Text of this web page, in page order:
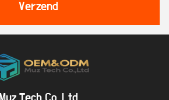
Verzend
Muz Tech Co.,Ltd